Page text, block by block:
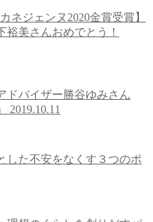
ネジェンヌ2020金賞受賞】
裕美さんおめでとう！
ドバイザー勝谷ゆみさん
2019.10.11
した不安をなくす３つのポ